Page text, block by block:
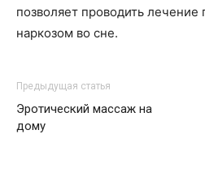
позволяет проводить лечение
наркозом во сне.
Предыдущая статья
Эротический массаж на
дому